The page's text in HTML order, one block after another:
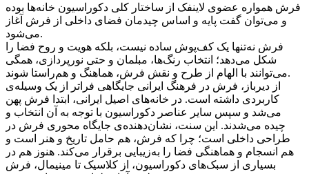
فرش همواره عضوی لاینفک از ساختار کلی دکوراسیون خانه‌ها بوده
و می‌توان گفت پایه و اساس چیدمان فضای داخلی از فرش آغاز
می‌شود.
فرش نه‌تنها یک کف‌پوش ساده نیست، بلکه هویت و روح فضا را
شکل می‌دهد؛ انتخاب رنگ‌ها، مبلمان و حتی نورپردازی، همگی
می‌توانند با الهام از طرح و نقش فرش، هماهنگ و هم‌راستا شوند.
از دیرباز، فرش در فرهنگ ایرانی جایگاهی فراتر از یک وسیله‌ی
کاربردی داشته است. در خانه‌های اصیل ایرانی، ابتدا فرش پهن
می‌شد و سپس سایر عناصر دکوراسیون با توجه به آن انتخاب و
چیده می‌شدند. این سنت، نشان‌دهنده‌ی جایگاه محوری فرش در
طراحی داخلی است؛ چرا که فرش، هم حامل تاریخ و هنر است و
هم انسجام و هماهنگی فضا را به‌زیبایی برقرار می‌کند. هنوز هم در
بسیاری از سبک‌های دکوراسیون، از کلاسیک تا مینیمال، فرش